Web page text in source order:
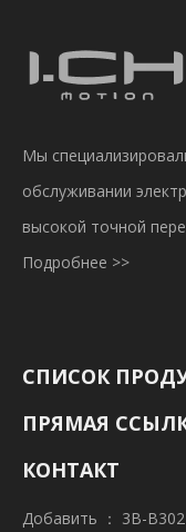
Мы
обслуживании
высокой точной
Подробнее >>
СПИСОК
ПРЯМАЯ
КОНТАКТ
Добавить ： 3B-